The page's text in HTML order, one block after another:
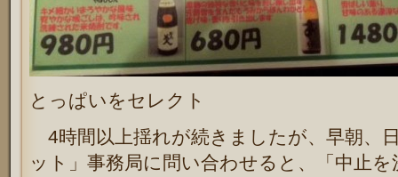
とっぱいをセレクト
4時間以上揺れが続きましたが、早朝、
ット」事務局に問い合わせると、「中止